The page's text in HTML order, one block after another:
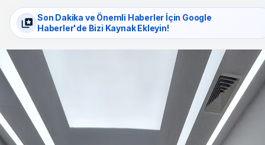
Son Dakika ve Önemli Haberler İçin Google
Haberler'de Bizi Kaynak Ekleyin!